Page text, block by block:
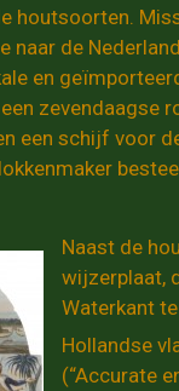
houtsoorten.
naar de
en
zevendaagse
een schijf voor
Naast de
wijzerplaat,
Waterkant
Hollandse
(“Accurate